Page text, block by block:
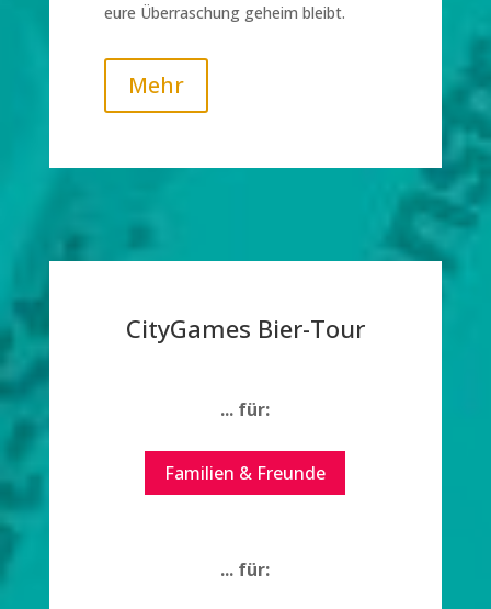
eure Überraschung geheim bleibt.
Mehr
CityGames Bier-Tour
... für:
Familien & Freunde
... für: